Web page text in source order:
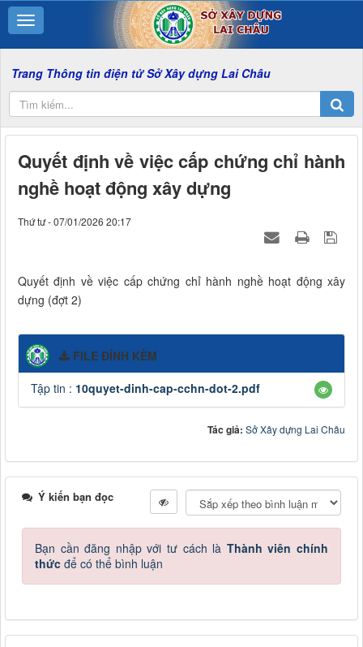
tin điện tử Sở Xây dựng Lai Châu
Quyết định về việc cấp chứng chỉ hành
nghề hoạt động xây dựng
Thứ tư - 07/01/2026 20:17
Quyết định về việc cấp chứng chỉ hành nghề hoạt động xây
dựng (đợt 2)
FILE ĐÍNH KÈM
Tập tin : 10quyet-dinh-cap-cchn-dot-2.pdf
Tác giả: Sở Xây dựng Lai Châu
Ý kiến bạn đọc
Bạn cần đăng nhập với tư cách là Thành viên chính
thức để có thể bình luận